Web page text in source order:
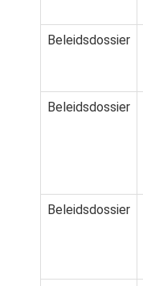
Beleidsdossier
Beleidsdossier
Beleidsdossier